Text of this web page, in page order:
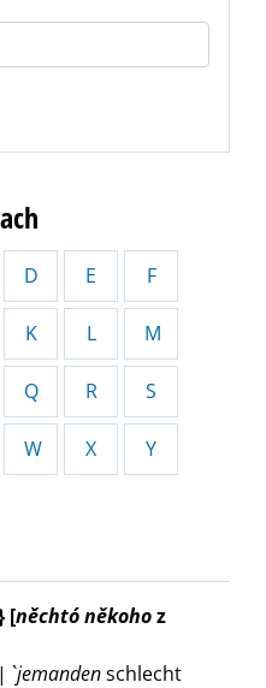
D E F
K L M
Q R S
W X Y
[něchtóněkohoz
`jemandenschlecht